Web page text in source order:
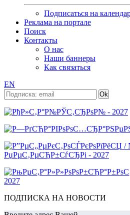
Подписаться на
Реклама на портале
Поиск
Контакты
О нас
Наши баннеры
Как связаться
EN
ПОДПИСКА НА НОВОСТИ